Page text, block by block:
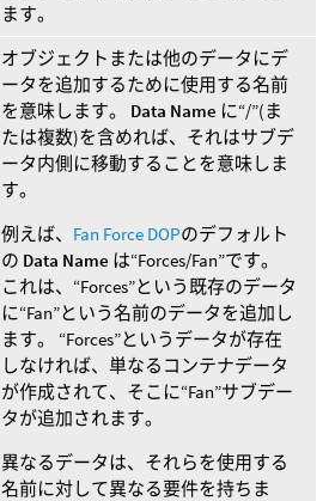
ます。
オブジェクトまたは他のデータにデ
ータを追加するために使用する名前
を意味します。 Data Name に“/”(ま
たは複数)を含めれば、それはサブデ
ータ内側に移動することを意味しま
す。
例えば、 Fan Force DOPのデフォルト
の Data Name は“Forces/Fan”です。
これは、“Forces”という既存のデータ
に“Fan”という名前のデータを追加し
ます。 “Forces”というデータが存在
しなければ、単なるコンテナデータ
が作成されて、そこに“Fan”サブデー
タが追加されます。
異なるデータは、それらを使用する
名前に対して異なる要件を持ちま